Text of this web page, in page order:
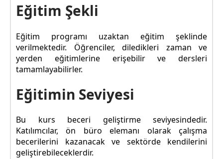
Eğitim Şekli
Eğitim programı uzaktan eğitim şeklinde
verilmektedir. Öğrenciler, diledikleri zaman ve
yerden eğitimlerine erişebilir ve dersleri
tamamlayabilirler.
Eğitimin Seviyesi
Bu kurs beceri geliştirme seviyesindedir.
Katılımcılar, ön büro elemanı olarak çalışma
becerilerini kazanacak ve sektörde kendilerini
geliştirebileceklerdir.